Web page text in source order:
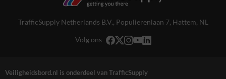
TrafficSupply Netherlands B.V., Populierenlaan 7, Hattem, NL
Volg ons
Veiligheidsbord.nl is onderdeel van TrafficSupply